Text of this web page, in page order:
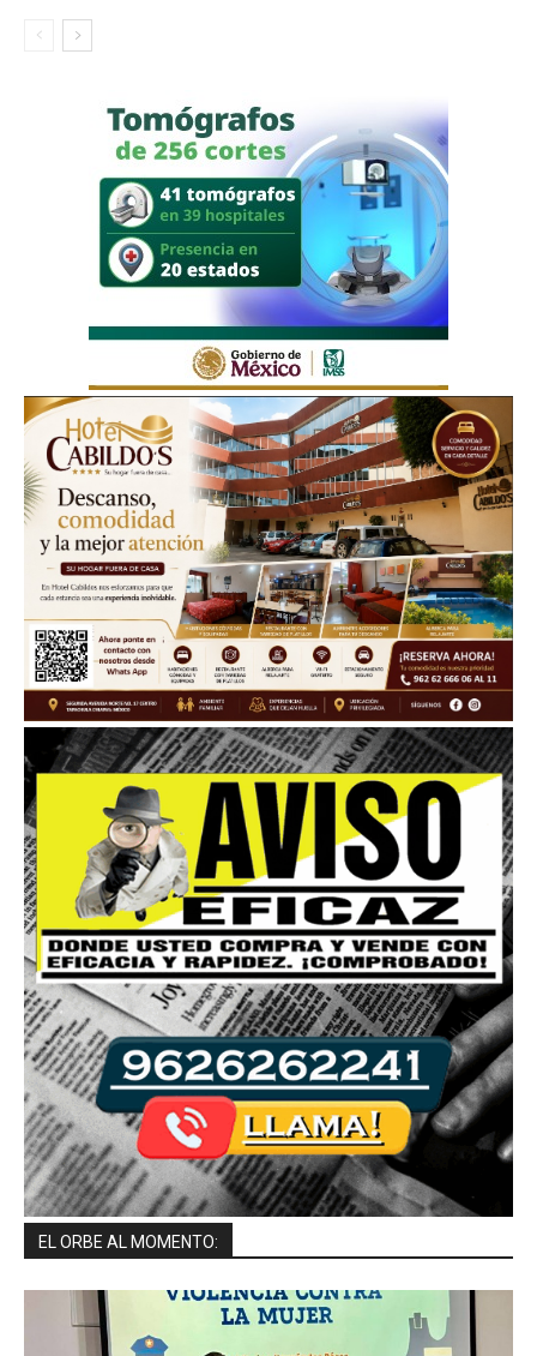
EL ORBE AL MOMENTO: